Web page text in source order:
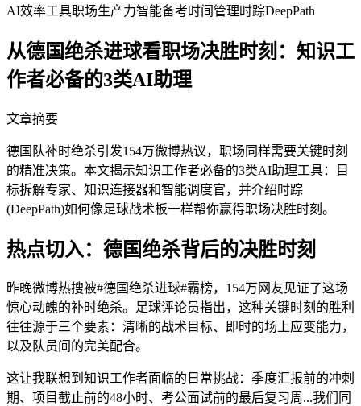
AI效率工具职场生产力智能备考时间管理时踪DeepPath
从德国绝杀进球看职场决胜时刻：知识工
作者必备的3类AI助理
文章摘要
德国队补时绝杀引发154万微博热议，职场同样需要关键时刻
的精准决策。本文揭示知识工作者必备的3类AI助理工具：目
标拆解专家、知识连接器和智能调度官，并介绍时踪
(DeepPath)如何像足球战术板一样帮你赢得职场决胜时刻。
热点切入：德国绝杀背后的决胜时刻
昨晚微博热搜被#德国绝杀进球#霸榜，154万网友见证了这场
惊心动魄的补时绝杀。足球评论员指出，这种关键时刻的胜利
往往源于三个要素：清晰的战术目标、即时的场上应变能力，
以及队员间的完美配合。
这让我联想到知识工作者面临的日常挑战：季度汇报前的冲刺
期、项目截止前的48小时、考公面试前的最后复习周...我们同